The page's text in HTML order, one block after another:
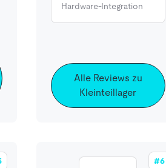
Hardware-Integration
Alle Reviews zu
Kleinteillager
#6